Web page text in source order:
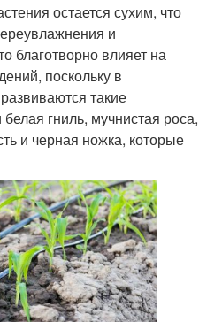
остается сухим, что
и
благотворно влияет на
поскольку в
такие
гниль, мучнистая роса,
и черная ножка, которые